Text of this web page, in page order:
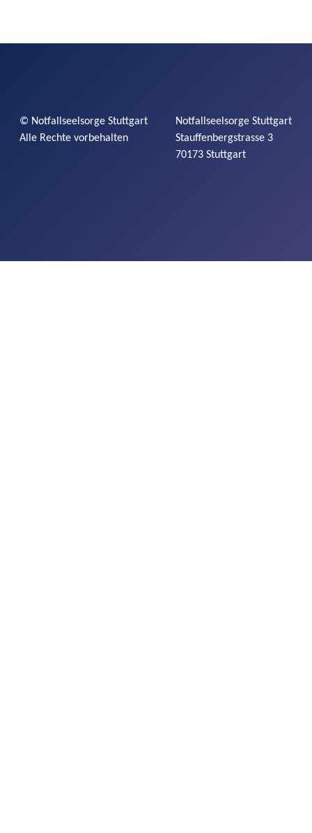
© Notfallseelsorge Stuttgart
Alle Rechte vorbehalten
Notfallseelsorge Stuttgart
Stauffenbergstrasse 3
70173 Stuttgart